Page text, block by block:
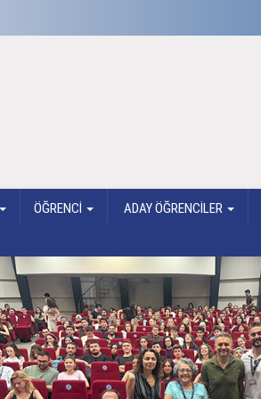
ÖĞRENCİ ADAY ÖĞRENCİLER